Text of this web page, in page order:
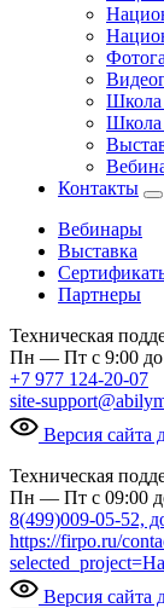
Школа
Школа
Контакты
Вебинары
Выставка
Партнеры
Техническая
Пн — Пт с 9:00
+7 977 124-20-07
site-
Версия сайта
Техническая
Пн — Пт с 09:00
8(499)009-05-52,
https://firpo.ru/
Версия сайта